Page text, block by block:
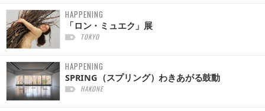
HAPPENING
「ロン・ミュエク」展
TOKYO
HAPPENING
SPRING（スプリング）わきあがる鼓動
HAKONE